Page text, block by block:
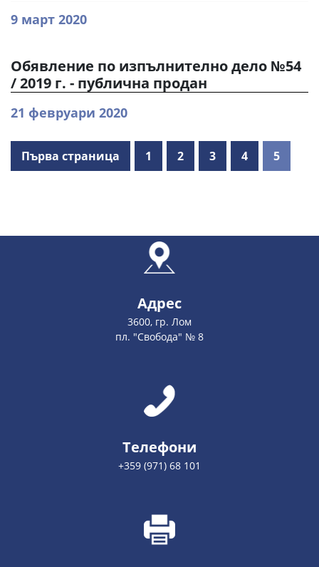
9 март 2020
Обявление по изпълнително дело №54
/ 2019 г. - публична продан
21 февруари 2020
Първа страница 1 2 3 4 5
Адрес
3600, гр. Лом
пл. "Свобода" № 8
Телефони
+359 (971) 68 101